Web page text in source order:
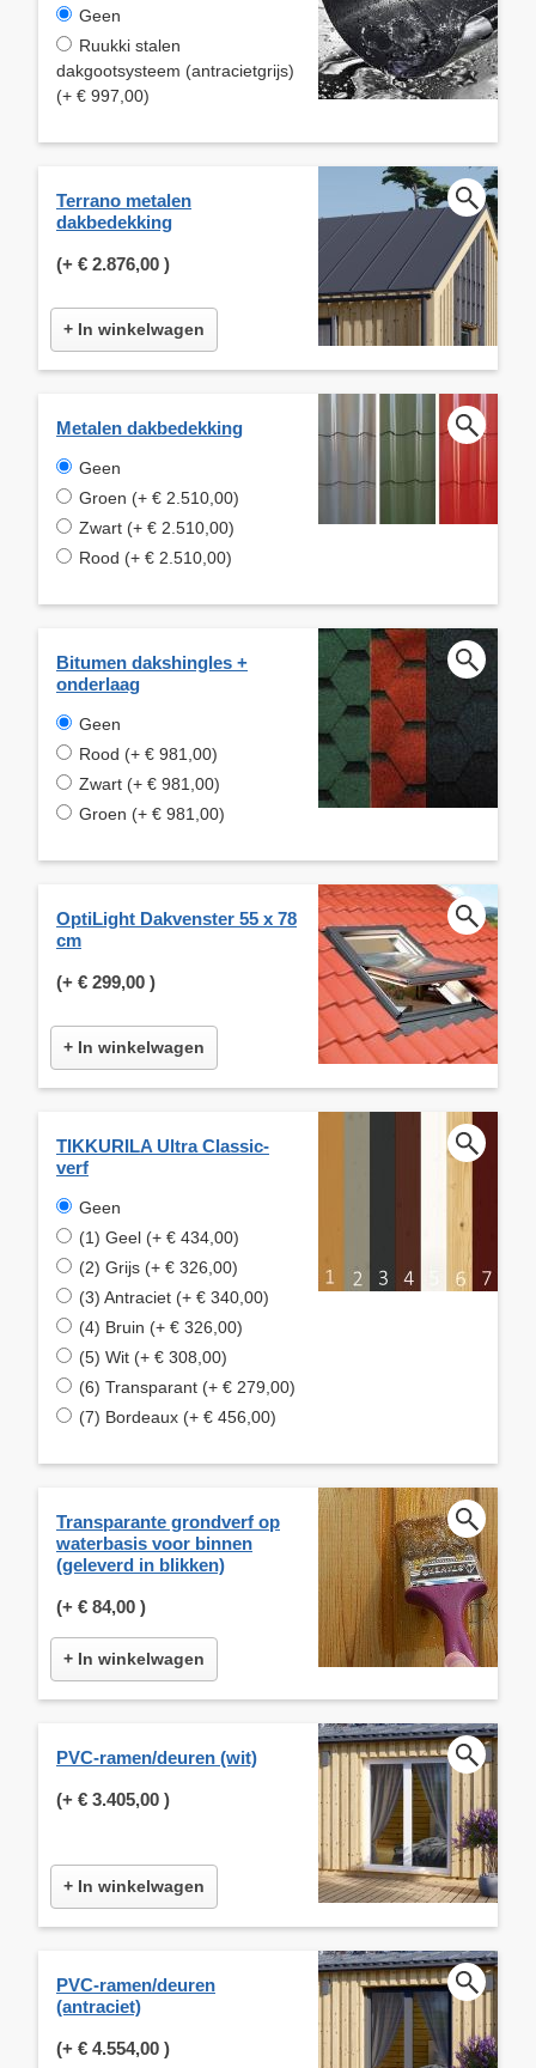
Geen
Ruukki stalen
dakgootsysteem (antracietgrijs)
(+ € 997,00)
Terrano metalen
dakbedekking
(+ € 2.876,00 )
+ In winkelwagen
Metalen dakbedekking
Geen
Groen (+ € 2.510,00)
Zwart (+ € 2.510,00)
Rood (+ € 2.510,00)
Bitumen dakshingles +
onderlaag
Geen
Rood (+ € 981,00)
Zwart (+ € 981,00)
Groen (+ € 981,00)
OptiLight Dakvenster 55 x 78
cm
(+ € 299,00 )
+ In winkelwagen
TIKKURILA Ultra Classic-
verf
Geen
(1) Geel (+ € 434,00)
(2) Grijs (+ € 326,00)
(3) Antraciet (+ € 340,00)
(4) Bruin (+ € 326,00)
(5) Wit (+ € 308,00)
(6) Transparant (+ € 279,00)
(7) Bordeaux (+ € 456,00)
Transparante grondverf op
waterbasis voor binnen
(geleverd in blikken)
(+ € 84,00 )
+ In winkelwagen
PVC-ramen/deuren (wit)
(+ € 3.405,00 )
+ In winkelwagen
PVC-ramen/deuren
(antraciet)
(+ € 4.554,00 )